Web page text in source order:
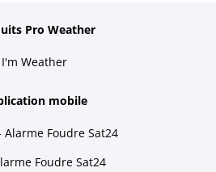
Pro Weather
I'm Weather
mobile
Foudre Sat24
Foudre Sat24